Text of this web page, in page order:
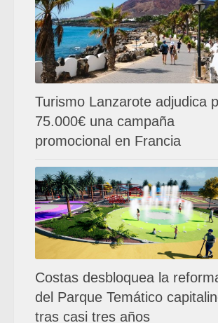
Turismo Lanzarote adjudica
75.000€ una campaña
promocional en Francia
Costas desbloquea la
del Parque Temático
tras casi tres años